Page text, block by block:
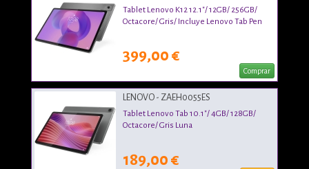
Tablet Lenovo K12 12.1"/ 12GB/ 256GB/
Octacore/ Gris/ Incluye Lenovo Tab Pen
399,00 €
Comprar
LENOVO - ZAEH0055ES
Tablet Lenovo Tab 10.1"/ 4GB/ 128GB/
Octacore/ Gris Luna
189,00 €